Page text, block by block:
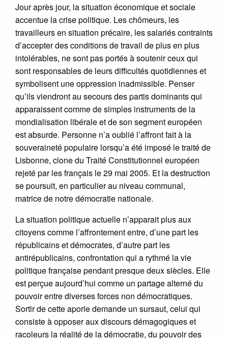
Jour après jour, la situation économique et sociale
accentue la crise politique. Les chômeurs, les
travailleurs en situation précaire, les salariés contraints
d’accepter des conditions de travail de plus en plus
intolérables, ne sont pas portés à soutenir ceux qui
sont responsables de leurs difficultés quotidiennes et
symbolisent une oppression inadmissible. Penser
qu’ils viendront au secours des partis dominants qui
apparaissent comme de simples instruments de la
mondialisation libérale et de son segment européen
est absurde. Personne n’a oublié l’affront fait à la
souveraineté populaire lorsqu’a été imposé le traité de
Lisbonne, clone du Traité Constitutionnel européen
rejeté par les français le 29 mai 2005. Et la destruction
se poursuit, en particulier au niveau communal,
matrice de notre démocratie nationale.
La situation politique actuelle n’apparait plus aux
citoyens comme l’affrontement entre, d’une part les
républicains et démocrates, d’autre part les
antirépublicains, confrontation qui a rythmé la vie
politique française pendant presque deux siècles. Elle
est perçue aujourd’hui comme un partage alterné du
pouvoir entre diverses forces non démocratiques.
Sortir de cette aporie demande un sursaut, celui qui
consiste à opposer aux discours démagogiques et
racoleurs la réalité de la démocratie, du pouvoir des